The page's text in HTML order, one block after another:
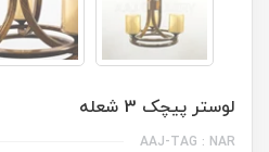
لوستر پیچک 3 شعله
AAJ-TAG : NAR